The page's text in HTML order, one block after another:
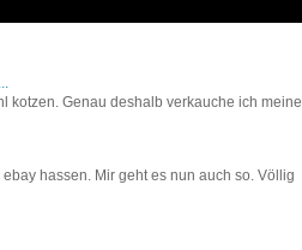
kotzen. Genau deshalb verkauche ich meine
hassen. Mir geht es nun auch so. Völlig